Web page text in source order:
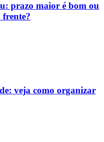
prazo maior é bom ou
veja como organizar